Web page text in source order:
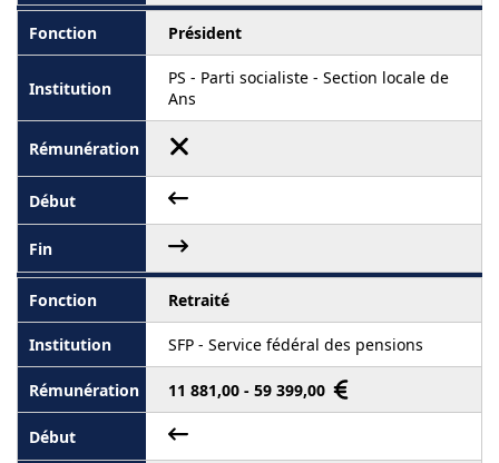
Président
PS - Parti socialiste - Section locale de
Ans
Retraité
SFP - Service fédéral des pensions
11 881,00 - 59 399,00